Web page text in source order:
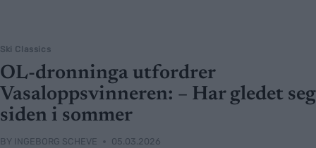
Ski Classics
OL-dronninga utfordrer
Vasaloppsvinneren: – Har gledet seg
siden i sommer
BY INGEBORG SCHEVE 05.03.2026